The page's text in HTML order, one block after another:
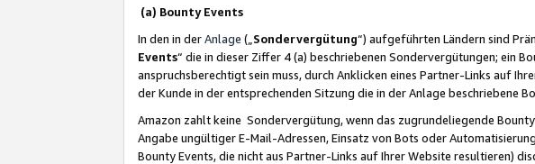
(a) Bounty Events
In den in derAnlage („ Sondervergütung“) aufgeführten Ländern sind
Events“ die in dieser Ziffer 4 (a) beschriebenen Sondervergütungen; ein
anspruchsberechtigt sein muss, durch Anklicken eines Partner-Links auf
der Kunde in der entsprechenden Sitzung die in der Anlage beschriebene
Amazon zahlt keine Sondervergütung, wenn das zugrundeliegende
Angabe ungültiger E-Mail-Adressen, Einsatz von Bots oder
Bounty Events, die nicht aus Partner-Links auf Ihrer Website resultieren)